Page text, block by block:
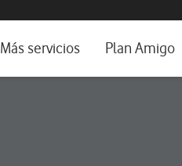
Más servicios Plan Amigo